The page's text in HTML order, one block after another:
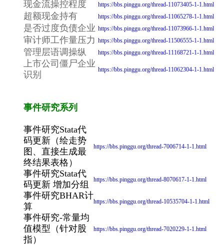
现金流操控程度 https://bbs.pinggu.org/thread-11073405-1-1.html
超额现金持有 https://bbs.pinggu.org/thread-11065278-1-1.html
是否过度负债企业 https://bbs.pinggu.org/thread-11073966-1-1.html
审计师工作量压力 https://bbs.pinggu.org/thread-11506555-1-1.html
管理层语调操纵 https://bbs.pinggu.org/thread-11168721-1-1.html
上市公司僵尸企业
识别
https://bbs.pinggu.org/thread-11062304-1-1.html
事件研究系列
事件研究Stata代
码更新（绘走势
图、直接生成最
终结果表格）
https://bbs.pinggu.org/thread-7006714-1-1.html
事件研究Stata代
码更新 增加分组
https://bbs.pinggu.org/thread-8070617-1-1.html
事件研究BHAR计
算
https://bbs.pinggu.org/thread-10535704-1-1.html
事件研究-常量均
值模型（针对股
指）
https://bbs.pinggu.org/thread-7020229-1-1.html